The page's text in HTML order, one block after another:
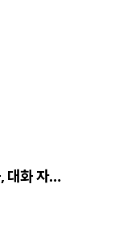
대화 자…